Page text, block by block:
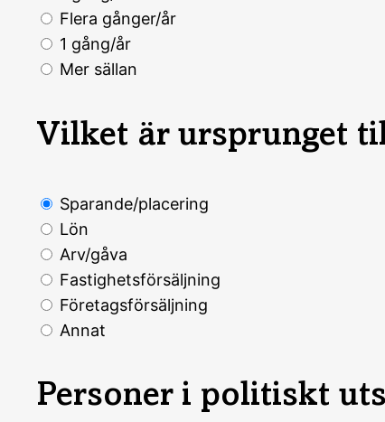
Flera gånger/år
1 gång/år
Mer sällan
Vilket är ursprunget
Sparande/placering
Lön
Arv/gåva
Fastighetsförsäljning
Företagsförsäljning
Annat
Personer i politiskt